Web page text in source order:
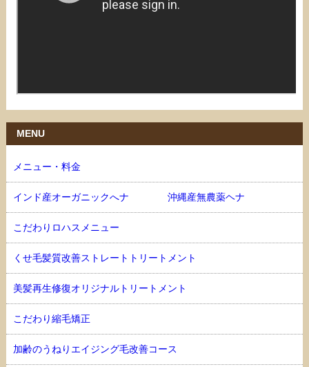
MENU
メニュー・料金
インド産オーガニックへナ 沖縄産無農薬ヘナ
こだわりロハスメニュー
くせ毛髪質改善ストレートトリートメント
美髪再生修復オリジナルトリートメント
こだわり縮毛矯正
加齢のうねりエイジング毛改善コース